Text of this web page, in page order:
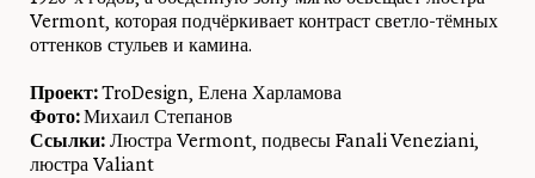
Vermont, которая подчёркивает контраст светло-тёмных
оттенков стульев и камина.
Проект:TroDesign, Елена Харламова
Фото:Михаил Степанов
Ссылки: Люстра Vermont, подвесы Fanali Veneziani,
люстра Valiant